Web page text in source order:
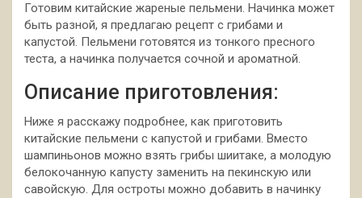
Готовим китайские жареные пельмени. Начинка может
быть разной, я предлагаю рецепт с грибами и
капустой. Пельмени готовятся из тонкого пресного
теста, а начинка получается сочной и ароматной.
Описание приготовления:
Ниже я расскажу подробнее, как приготовить
китайские пельмени с капустой и грибами. Вместо
шампиньонов можно взять грибы шиитаке, а молодую
белокочанную капусту заменить на пекинскую или
савойскую. Для остроты можно добавить в начинку